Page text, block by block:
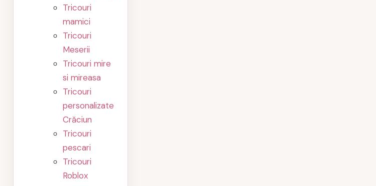
Tricouri
mamici
Tricouri
Meserii
Tricouri mire
si mireasa
Tricouri
personalizate
Crăciun
Tricouri
pescari
Tricouri
Roblox